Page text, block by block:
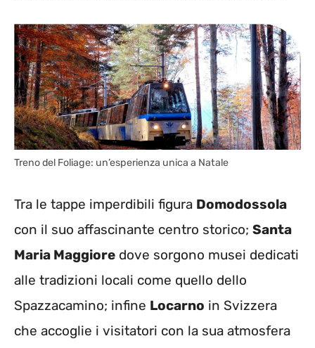
Treno del Foliage: un’esperienza unica a Natale
Tra le tappe imperdibili figura Domodossola
con il suo affascinante centro storico; Santa
Maria Maggiore dove sorgono musei dedicati
alle tradizioni locali come quello dello
Spazzacamino; infine Locarno in Svizzera
che accoglie i visitatori con la sua atmosfera